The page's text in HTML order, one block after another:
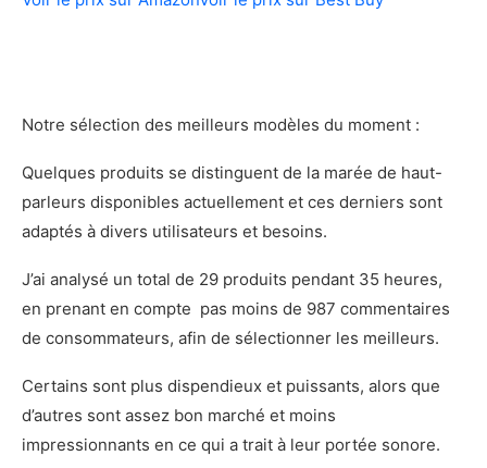
Notre sélection des meilleurs modèles du moment :
Quelques produits se distinguent de la marée de haut-
parleurs disponibles actuellement et ces derniers sont
adaptés à divers utilisateurs et besoins.
J’ai analysé un total de 29 produits pendant 35 heures,
en prenant en compte pas moins de 987 commentaires
de consommateurs, afin de sélectionner les meilleurs.
Certains sont plus dispendieux et puissants, alors que
d’autres sont assez bon marché et moins
impressionnants en ce qui a trait à leur portée sonore.